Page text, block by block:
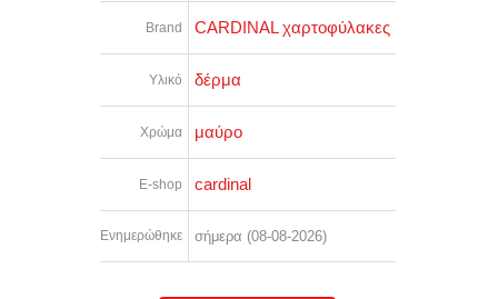
Brand CARDINAL χαρτοφύλακες
Υλικό δέρμα
Χρώμα μαύρο
E-shop cardinal
Ενημερώθηκε σήμερα (08-08-2026)